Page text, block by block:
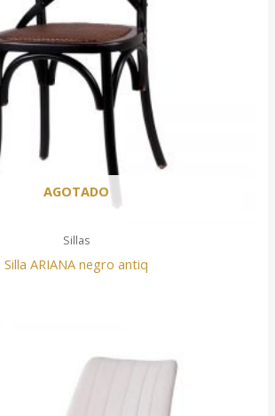
AGOTADO
Sillas
Silla ARIANA negro antiq